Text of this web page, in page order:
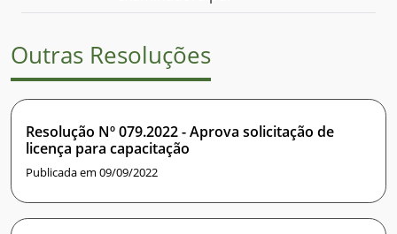
Outras Resoluções
Resolução Nº 079.2022 - Aprova solicitação de
licença para capacitação
Publicada em 09/09/2022